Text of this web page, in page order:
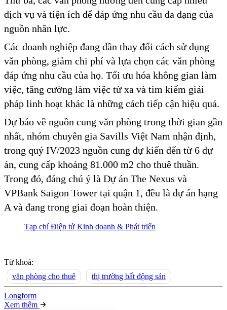
dịch vụ và tiện ích để đáp ứng nhu cầu đa dạng của
nguồn nhân lực.
Các doanh nghiệp đang dần thay đổi cách sử dụng
văn phòng, giảm chi phí và lựa chọn các văn phòng
đáp ứng nhu cầu của họ. Tối ưu hóa không gian làm
việc, tăng cường làm việc từ xa và tìm kiếm giải
pháp linh hoạt khác là những cách tiếp cận hiệu quả.
Dự báo về nguồn cung văn phòng trong thời gian gần
nhất, nhóm chuyên gia Savills Việt Nam nhận định,
trong quý IV/2023 nguồn cung dự kiến đến từ 6 dự
án, cung cấp khoảng 81.000 m2 cho thuê thuần.
Trong đó, đáng chú ý là Dự án The Nexus và
VPBank Saigon Tower tại quận 1, đều là dự án hạng
A và đang trong giai đoạn hoàn thiện.
Tạp chí Điện tử Kinh doanh & Phát triển
Từ khoá:
văn phòng cho thuê
thị trường bất động sản
Longform
Xem thêm